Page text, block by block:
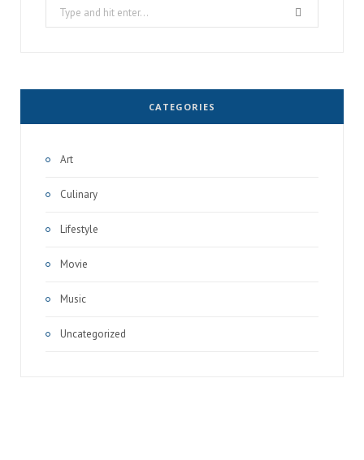
Search
for:
CATEGORIES
Art
Culinary
Lifestyle
Movie
Music
Uncategorized